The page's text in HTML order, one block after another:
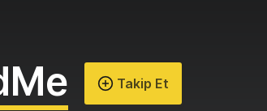
Takip Et